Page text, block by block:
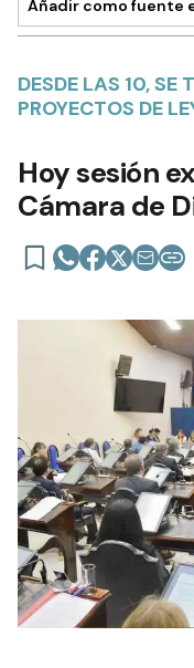
Añadir como fuente
DESDE LAS 10, SE
PROYECTOS DE
Hoy sesión
Cámara de